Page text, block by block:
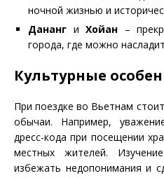
ночной жизнью и
Дананг иХойан –
города, где можно
Культурные
При поездке во Вьетнам
обычаи. Например,
дресс-кода при посещении
местных жителей.
избежать недопонимания и